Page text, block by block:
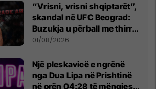
“Vrisni, vrisni shqiptarët”,
skandal në UFC Beograd:
Buzukja u përball me thirrje
anti-shqiptare nga
01/08/2026
Një pleskavicë e ngrënë
nga Dua Lipa në Prishtinë
në orën 04:28 të mëngjesit